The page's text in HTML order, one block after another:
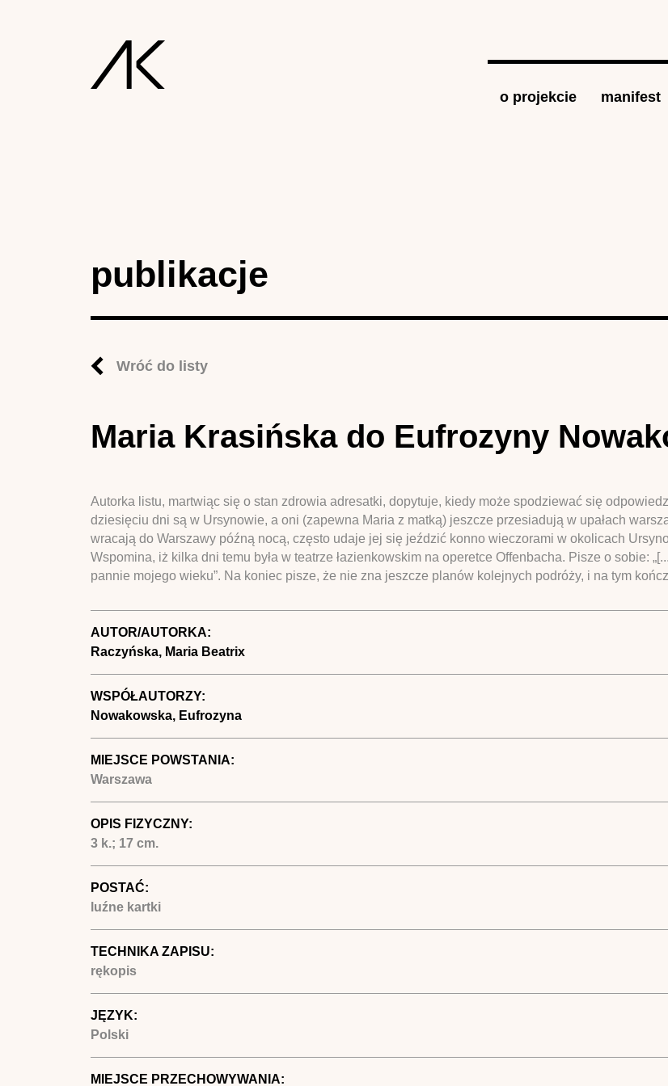
o projekcie manifest
publikacje
Wróć do listy
Maria Krasińska do Eufrozyny
Autorka listu, martwiąc się o stan zdrowia adresatki, dopytuje, kiedy może spodziewać się
dziesięciu dni są w Ursynowie, a oni (zapewna Maria z matką) jeszcze przesiadują w upałach
wracają do Warszawy późną nocą, często udaje jej się jeździć konno wieczorami w okolicach
Wspomina, iż kilka dni temu była w teatrze łazienkowskim na operetce Offenbacha. Pisze o sobie:
pannie mojego wieku”. Na koniec pisze, że nie zna jeszcze planów kolejnych podróży, i na tym
AUTOR/AUTORKA:
Raczyńska, Maria Beatrix
WSPÓŁAUTORZY:
Nowakowska, Eufrozyna
MIEJSCE POWSTANIA:
Warszawa
OPIS FIZYCZNY:
3 k.; 17 cm.
POSTAĆ:
luźne kartki
TECHNIKA ZAPISU:
rękopis
JĘZYK:
Polski
MIEJSCE PRZECHOWYWANIA: